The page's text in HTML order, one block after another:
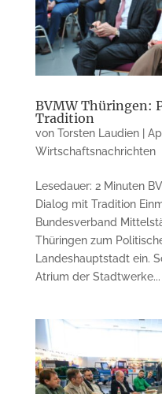
BVMW Thüringen:
Tradition
von Torsten Laudien|
Wirtschaftsnachrichten
Lesedauer: 2 Minuten
Dialog mit Tradition
Bundesverband
Thüringen zum
Landeshauptstadt ein.
Atrium der Stadtwerke...